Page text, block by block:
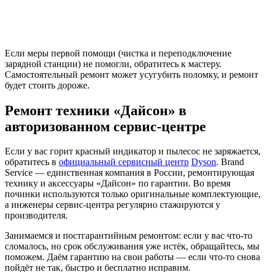
Если меры первой помощи (чистка и переподключение
зарядной станции) не помогли, обратитесь к мастеру.
Самостоятельный ремонт может усугубить поломку, и ремонт
будет стоить дороже.
Ремонт техники «Дайсон» в
авторизованном сервис-центре
Если у вас горит красный индикатор и пылесос не заряжается,
обратитесь в официальный сервисный центр Dyson. Brand
Service — единственная компания в России, ремонтирующая
технику и аксессуары «Дайсон» по гарантии. Во время
починки используются только оригинальные комплектующие,
а инженеры сервис-центра регулярно стажируются у
производителя.
Занимаемся и постгарантийным ремонтом: если у вас что-то
сломалось, но срок обслуживания уже истёк, обращайтесь, мы
поможем. Даём гарантию на свои работы — если что-то снова
пойдёт не так, быстро и бесплатно исправим.